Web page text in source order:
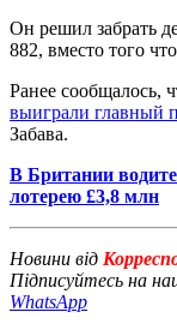
Он решил забрать
882, вместо того
Ранее сообщалось,
выиграли главный
Забава.
В Британии
лотерею £3,8 млн
Новини від
Підписуйтесь на
WhatsApp